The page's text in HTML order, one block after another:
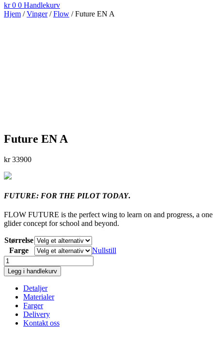
kr0 0 Handlekurv
Hjem /Vinger/Flow / Future EN A
Future EN A
kr33900
FUTURE: FOR THE PILOT TODAY.
FLOW FUTURE is the perfect wing to learn on and progress, a one
glider concept for school and beyond.
Størrelse
Farge
Nullstill
Future
EN
A
antall
Legg i handlekurv
Detaljer
Materialer
Farger
Delivery
Kontakt oss